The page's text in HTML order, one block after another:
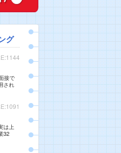
グ
接で
され
は上
32